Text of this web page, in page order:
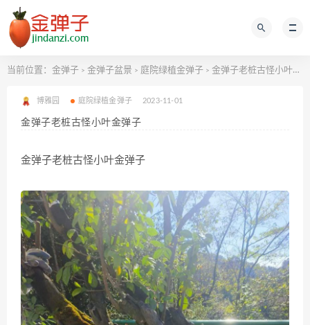
当前位置： 金弹子 > 金弹子盆景 > 庭院绿植金弹子 > 金弹子老桩古怪小叶金弹子
博雅园 庭院绿植金弹子 2023-11-01
金弹子老桩古怪小叶金弹子
金弹子老桩古怪小叶金弹子